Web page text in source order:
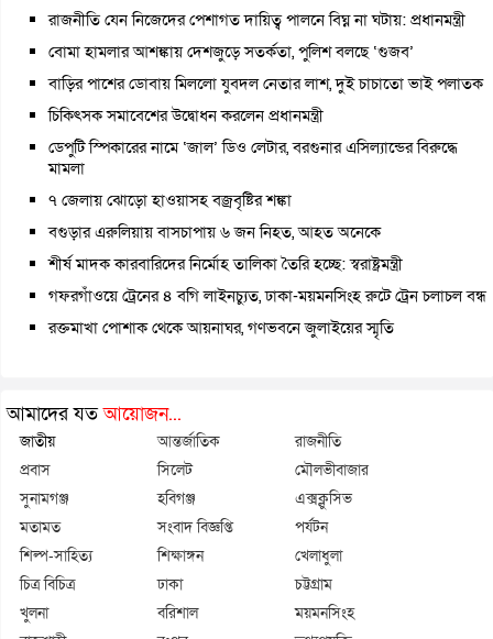
রাজনীতি যেন নিজেদের পেশাগত দায়িত্ব পালনে বিঘ্ন না ঘটায়: প্রধানমন্ত্রী
বোমা হামলার আশঙ্কায় দেশজুড়ে সতর্কতা, পুলিশ বলছে ‘গুজব’
বাড়ির পাশের ডোবায় মিললো যুবদল নেতার লাশ, দুই চাচাতো ভাই পলাতক
চিকিৎসক সমাবেশের উদ্বোধন করলেন প্রধানমন্ত্রী
ডেপুটি স্পিকারের নামে ‘জাল’ ডিও লেটার, বরগুনার এসিল্যান্ডের বিরুদ্ধে
মামলা
৭ জেলায় ঝোড়ো হাওয়াসহ বজ্রবৃষ্টির শঙ্কা
বগুড়ার এরুলিয়ায় বাসচাপায় ৬ জন নিহত, আহত অনেকে
শীর্ষ মাদক কারবারিদের নির্মোহ তালিকা তৈরি হচ্ছে: স্বরাষ্ট্রমন্ত্রী
গফরগাঁওয়ে ট্রেনের ৪ বগি লাইনচ্যুত, ঢাকা-ময়মনসিংহ রুটে ট্রেন চলাচল বন্ধ
রক্তমাখা পোশাক থেকে আয়নাঘর, গণভবনে জুলাইয়ের স্মৃতি
আমাদের যতআয়োজন...
জাতীয় আন্তর্জাতিক
রাজনীতি
প্রবাস
সিলেট
মৌলভীবাজার
সুনামগঞ্জ
হবিগঞ্জ
এক্সক্লুসিভ
মতামত
সংবাদ বিজ্ঞপ্তি
পর্যটন
শিল্প-সাহিত্য
শিক্ষাঙ্গন
খেলাধুলা
চিত্র বিচিত্র
ঢাকা
চট্টগ্রাম
খুলনা
বরিশাল
ময়মনসিংহ